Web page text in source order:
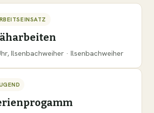
Ilsenbachweiher · Ilsenbachweiher